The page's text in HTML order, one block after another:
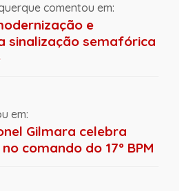
comentou em:
e
sinalização semafórica
em:
Gilmara celebra
comando do 17º BPM